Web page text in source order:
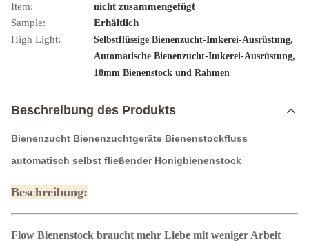
Item:
nicht zusammengefügt
Sample:
Erhältlich
High Light:
Selbstflüssige Bienenzucht-Imkerei-Ausrüstung,
Automatische Bienenzucht-Imkerei-Ausrüstung,
18mm Bienenstock und Rahmen
Beschreibung des Produkts
Bienenzucht Bienenzuchtgeräte Bienenstockfluss
automatisch selbst fließender Honigbienenstock
Beschreibung:
Flow Bienenstock braucht mehr Liebe mit weniger Arbeit